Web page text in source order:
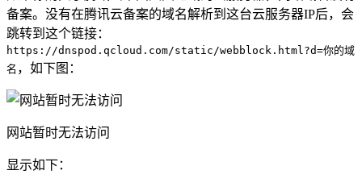
备案。没有在腾讯云备案的域名解析到这台云服务器IP后，会
跳转到这个链接：
https://dnspod.qcloud.com/static/webblock.html?d=你的域
名 ，如下图：
网站暂时无法访问
显示如下：